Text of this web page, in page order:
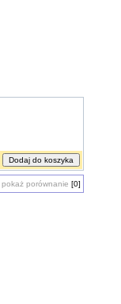
pokaż porównanie [0]